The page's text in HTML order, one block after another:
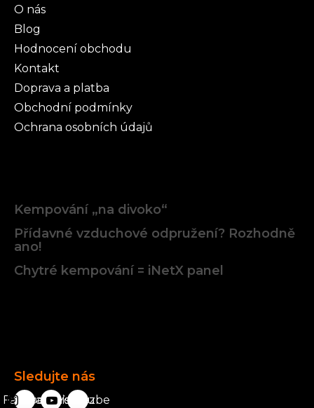
O nás
Blog
Hodnocení obchodu
Kontakt
Doprava a platba
Obchodní podmínky
Ochrana osobních údajů
Kempování „na divoko“
Přídavné vzduchové odpružení? Rozhodně
ano!
Chytré kempování = iNetX panel
Sledujte nás
Facebook
karavanista.cz
YouTube